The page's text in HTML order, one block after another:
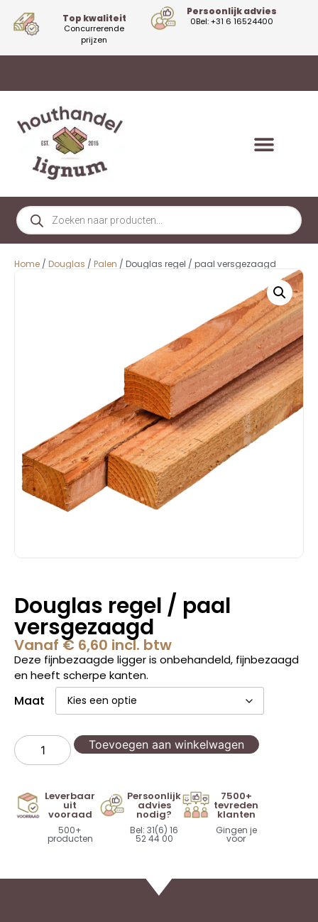
Top kwaliteit
Concurrerende
prijzen
Persoonlijk advies
0Bel: +31 6 16524400
Home / Douglas / Palen / Douglas regel / paal versgezaagd
Douglas regel / paal
versgezaagd
Vanaf € 6,60 incl. btw
Deze fijnbezaagde ligger is onbehandeld, fijnbezaagd
en heeft scherpe kanten.
Maat
Toevoegen aan winkelwagen
Leverbaar
uit
vooraad
500+
producten
Persoonlijk
advies
nodig?
Bel: 31(6) 16
52 44 00
7500+
tevreden
klanten
Gingen je
voor